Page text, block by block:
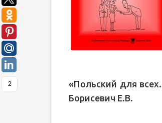
«Польский для
Борисевич Е.В.
2